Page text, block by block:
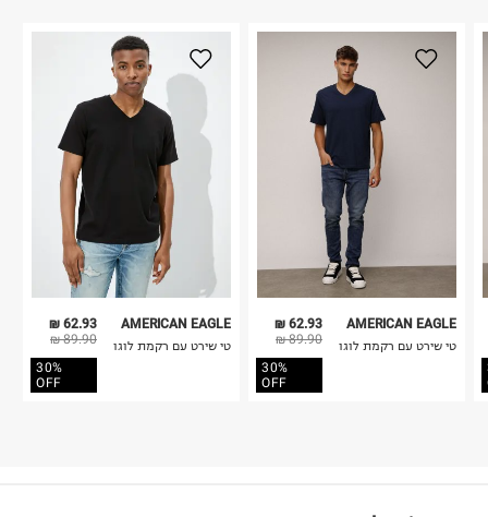
62.93 ₪
89.90 ₪
30%
OFF
AMERICAN EAGLE
טי שירט עם רקמת לוגו
62.93 ₪
89.90 ₪
30%
OFF
AMERICAN EAGLE
טי שירט עם רקמת לוגו